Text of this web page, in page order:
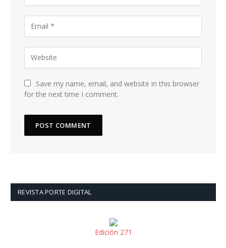
Save my name, email, and website in this browser
for the next time I comment.
REVISTA PORTE DIGITAL
Edición 271